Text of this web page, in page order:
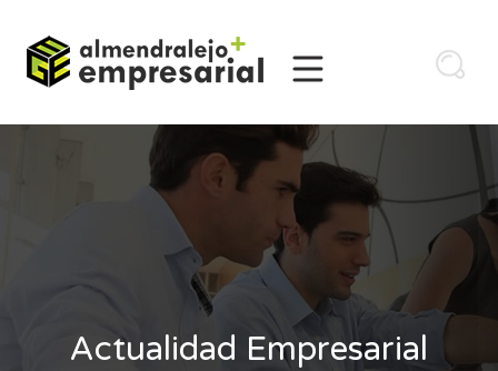
Actualidad Empresarial